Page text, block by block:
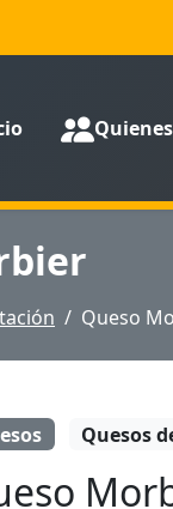
Queso
Quesos